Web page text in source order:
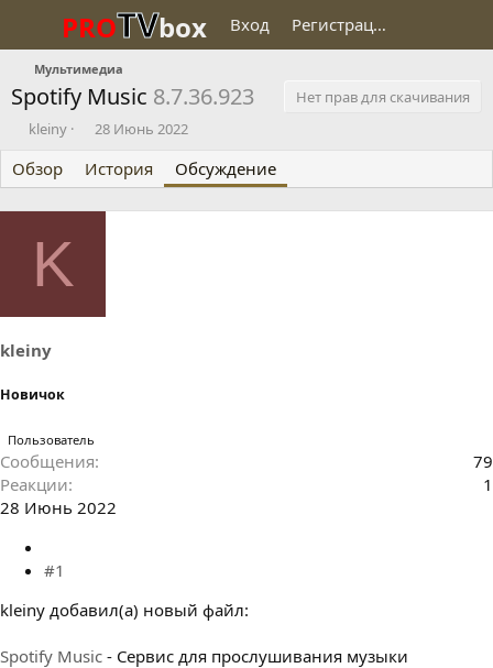
PROTVbox Вход Регистрация
Мультимедиа
Spotify Music 8.7.36.923
Нет прав для скачивания
А
т
о
р
ы
kleiny
Д
т
а
н
28 Июнь 2022
Обзор История Обсуждение
K
kleiny
Новичок
Пользователь
Сообщения
79
Реакции
1
28 Июнь 2022
#1
kleiny добавил(а) новый файл:
Spotify Music - Сервис для прослушивания музыки